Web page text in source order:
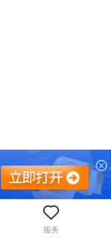
服务